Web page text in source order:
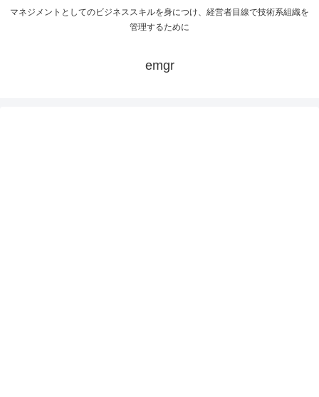
マネジメントとしてのビジネススキルを身につけ、経営者目線で技術系組織を
管理するために
emgr